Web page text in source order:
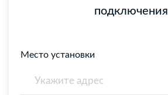
подключения
Место установки